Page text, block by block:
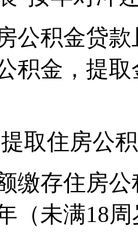
公积金贷
积金，提
取住房公
缴存住房
（未满18